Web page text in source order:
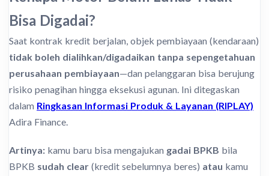
Bisa Digadai?
Saat kontrak kredit berjalan, objek pembiayaan (kendaraan)
tidak boleh dialihkan/digadaikan tanpa sepengetahuan
perusahaan pembiayaan—dan pelanggaran bisa berujung
risiko penagihan hingga eksekusi agunan. Ini ditegaskan
dalam Ringkasan Informasi Produk & Layanan (RIPLAY)
Adira Finance.
Artinya: kamu baru bisa mengajukan gadai BPKB bila
BPKB sudah clear (kredit sebelumnya beres) atau kamu